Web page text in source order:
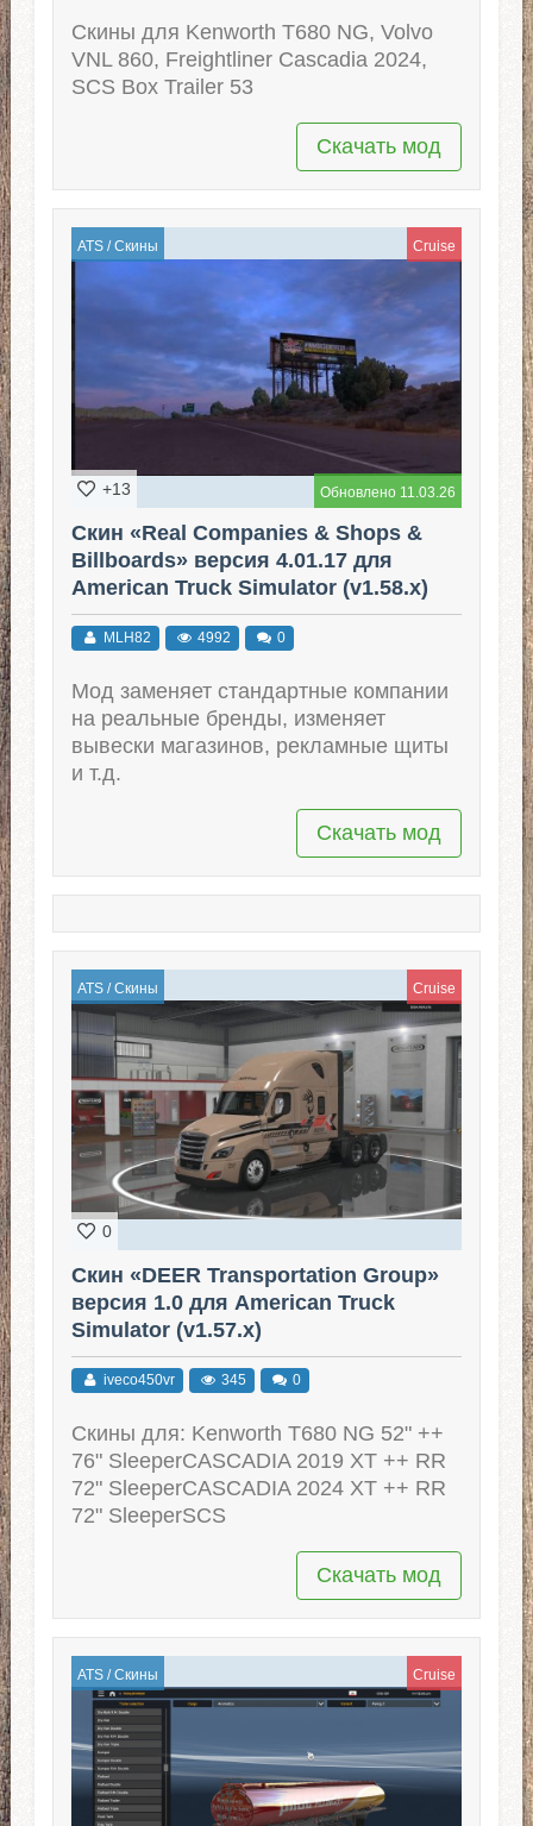
Скины для Kenworth T680 NG, Volvo
VNL 860, Freightliner Cascadia 2024,
SCS Box Trailer 53
Скачать мод
ATS/Скины Cruise
Обновлено 11.03.26
+13
Скин «Real Companies & Shops &
Billboards» версия 4.01.17 для
American Truck Simulator (v1.58.x)
MLH82 4992 0
Мод заменяет стандартные компании
на реальные бренды, изменяет
вывески магазинов, рекламные щиты
и т.д.
Скачать мод
ATS/Скины Cruise
0
Скин «DEER Transportation Group»
версия 1.0 для American Truck
Simulator (v1.57.x)
iveco450vr 345 0
Скины для: Kenworth T680 NG 52" ++
76" SleeperCASCADIA 2019 XT ++ RR
72" SleeperCASCADIA 2024 XT ++ RR
72" SleeperSCS
Скачать мод
ATS/Скины Cruise